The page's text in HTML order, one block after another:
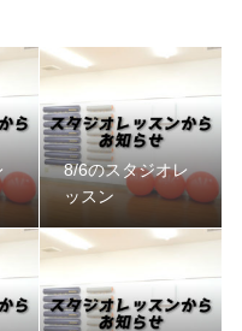
8/6のスタジオレ
ッスン